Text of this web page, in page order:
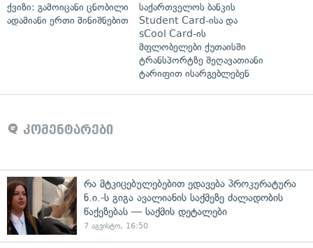
ქვიზი: გამოიცანი ცნობილი
ადამიანი ერთი მინიშნებით
საქართველოს ბანკის
Student Card-ისა და
sCool Card-ის
მფლობელები ქუთაისში
ტრანსპორტზე შეღავათიანი
ტარიფით ისარგებლებენ
კომენტარები
რა მტკიცებულებებით ედავება პროკურატურა
ნ.ი.-ს გიგა ავალიანის საქმეზე ძალადობის
წაქეზებას — საქმის დეტალები
7 აგვისტო, 16:50